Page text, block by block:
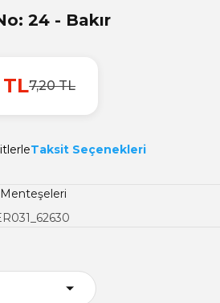
24 - Bakır
7,20 TL
Taksit Seçenekleri